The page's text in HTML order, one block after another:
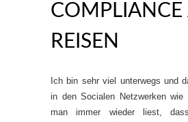
COMPLIANCE
REISEN
Ich bin sehr viel unterwegs und
in den Socialen Netzwerken wie
man immer wieder liest,